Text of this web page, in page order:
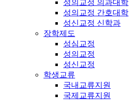
성의교정 의과대학
성의교정 간호대학
성신교정 신학과
장학제도
성심교정
성의교정
성신교정
학생교류
국내교류지원
국제교류지원